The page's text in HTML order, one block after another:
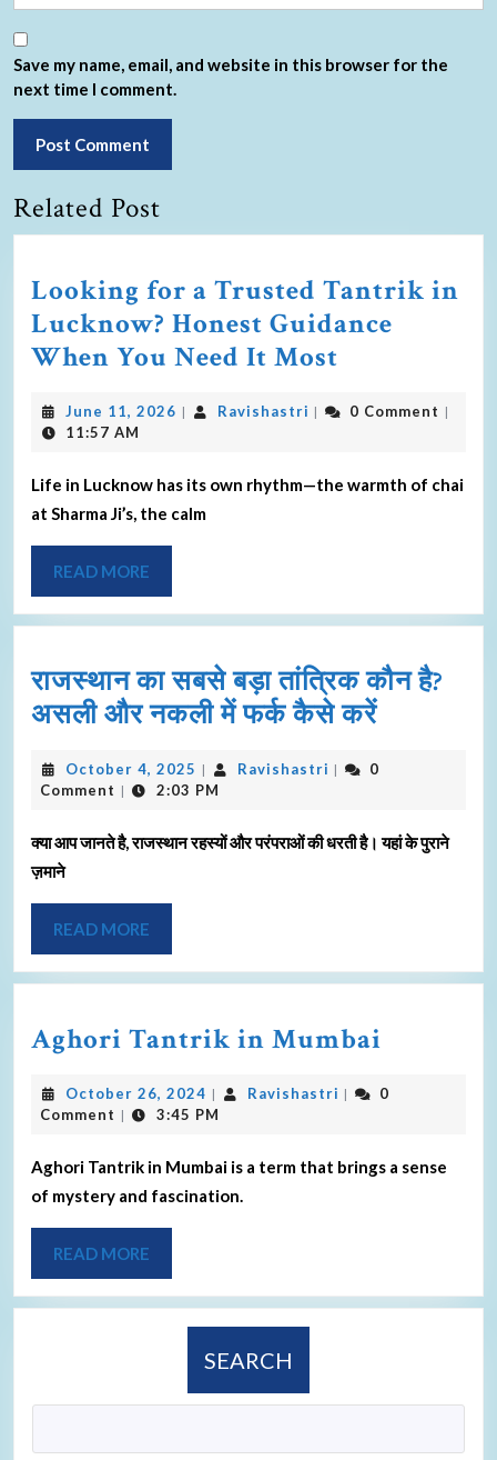
Save my name, email, and website in this browser for the
next time I comment.
Related Post
Looking for a Trusted Tantrik in
Lucknow? Honest Guidance
When You Need It Most
June 11, 2026 | Ravishastri | 0 Comment |
11:57 AM
Life in Lucknow has its own rhythm—the warmth of chai
at Sharma Ji’s, the calm
READ MORE
राजस्थान का सबसे बड़ा तांत्रिक कौन है?
असली और नकली में फर्क कैसे करें
October 4, 2025 | Ravishastri |
0
Comment | 2:03 PM
क्या आप जानते है, राजस्थान रहस्यों और परंपराओं की धरती है। यहां के पुराने
ज़माने
READ MORE
Aghori Tantrik in Mumbai
October 26, 2024 | Ravishastri |
0
Comment | 3:45 PM
Aghori Tantrik in Mumbai is a term that brings a sense
of mystery and fascination.
READ MORE
SEARCH